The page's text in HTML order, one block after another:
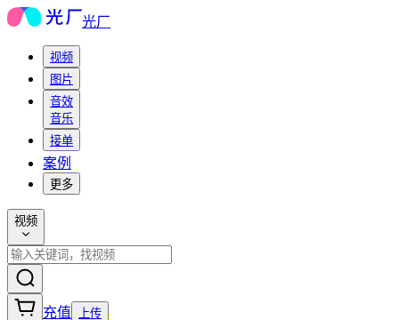
光厂
视频
图片
音效
音乐
接单
案例
更多
视频
充值 上传